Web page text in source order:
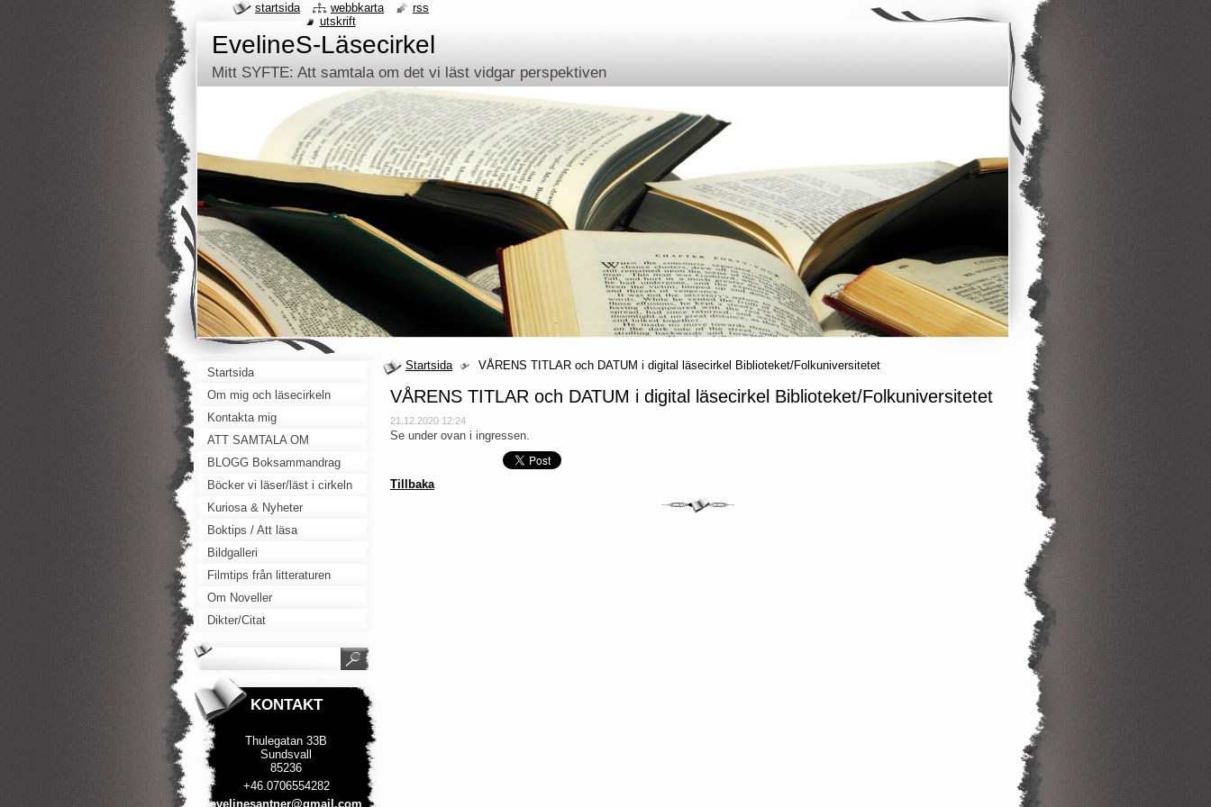
EvelineS-Läsecirkel
Mitt SYFTE: Att samtala om det vi läst vidgar perspektiven
Startsida VÅRENS TITLAR och DATUM i digital läsecirkel Biblioteket/Folkuniversitetet
VÅRENS TITLAR och DATUM i digital läsecirkel Biblioteket/Folkuniversitetet
21.12.2020 12:24
Se under ovan i ingressen.
Tillbaka
Startsida
Om mig och läsecirkeln
Kontakta mig
ATT SAMTALA OM
BLOGG Boksammandrag
Böcker vi läser/läst i cirkeln
Kuriosa & Nyheter
Boktips / Att läsa
Bildgalleri
Filmtips från litteraturen
Om Noveller
Dikter/Citat
KONTAKT
Thulegatan 33B
Sundsvall
85236
+46.0706554282
evelinesantner@gmail.com
startsida webbkarta
rss
utskrift